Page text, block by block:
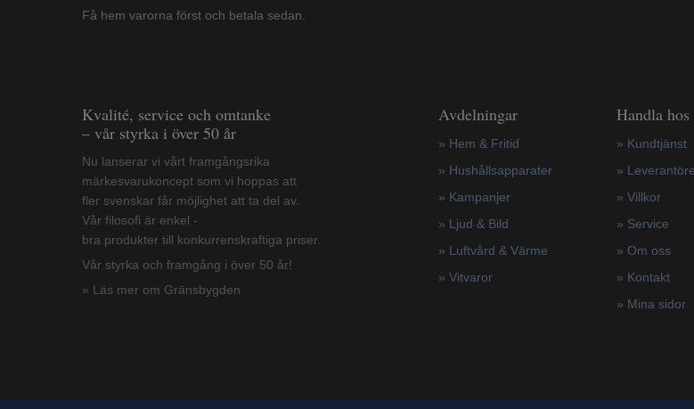
Få hem varorna först och betala sedan.
Kvalité, service och omtanke
– vår styrka i över 50 år
Nu lanserar vi vårt framgångsrika
märkesvarukoncept som vi hoppas att
fler svenskar får möjlighet att ta del av.
Vår filosofi är enkel -
bra produkter till konkurrenskraftiga priser.
Vår styrka och framgång i över 50 år!
» Läs mer om Gränsbygden
Avdelningar
» Hem & Fritid
» Hushållsapparater
» Kampanjer
» Ljud & Bild
» Luftvård & Värme
» Vitvaror
Handla hos
» Kundtjänst
»
» Villkor
» Service
» Om oss
» Kontakt
» Mina sidor